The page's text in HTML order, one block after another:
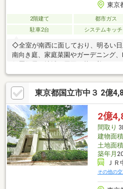
東京
2階建て 都市ガス
駐車2台
システムキッ
◇全室が南西に面しており、明るい
南向き庭、家庭菜園やガーデニング
環境◇床下収納付きのキッチンや、
勝手の良いレイアウト・収納スペー
役所などが徒歩圏内【３６５日 年中
対象日付が指定できない場合でも原
日を設けない対応力でお客様の見た
宅ローンに強い！】常時20行以上の
に合わせて適切なプランをご提案させ
東京都国立市中３ 2億
2億
間取り
建物面積
土地面積
築年月
ＪＲ
その他の交